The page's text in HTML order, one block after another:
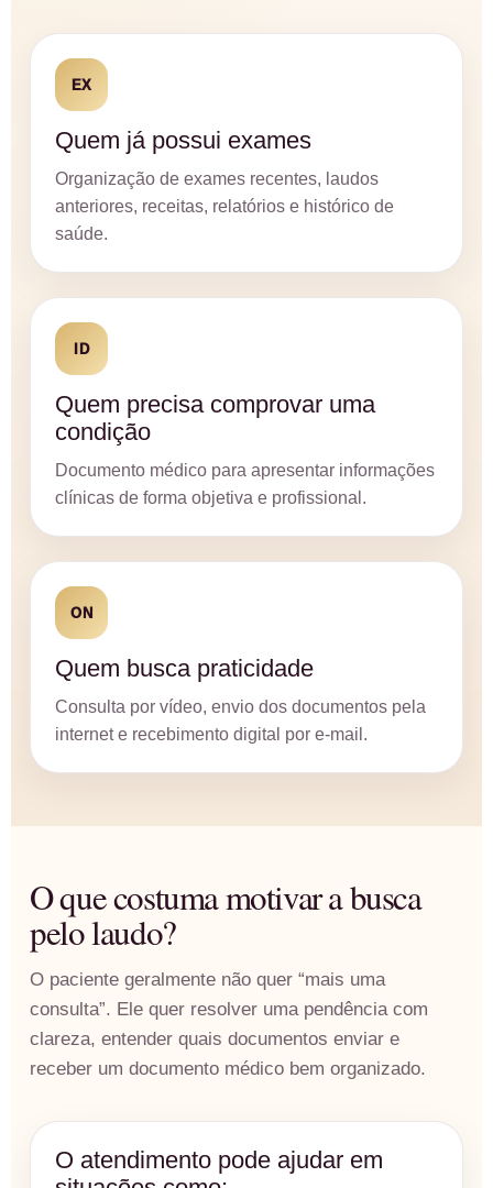
EX
Quem já possui exames
Organização de exames recentes, laudos
anteriores, receitas, relatórios e histórico de
saúde.
ID
Quem precisa comprovar uma
condição
Documento médico para apresentar informações
clínicas de forma objetiva e profissional.
ON
Quem busca praticidade
Consulta por vídeo, envio dos documentos pela
internet e recebimento digital por e-mail.
O que costuma motivar a busca
pelo laudo?
O paciente geralmente não quer “mais uma
consulta”. Ele quer resolver uma pendência com
clareza, entender quais documentos enviar e
receber um documento médico bem organizado.
O atendimento pode ajudar em